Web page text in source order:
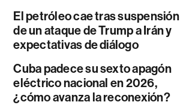
El petróleo cae tras suspensión
de un ataque de Trump a Irán y
expectativas de diálogo
Cuba padece su sexto apagón
eléctrico nacional en 2026,
¿cómo avanza la reconexión?